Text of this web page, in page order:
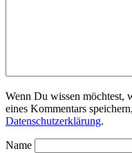
Wenn Du wissen möchtest,
eines Kommentars
Datenschutzerklärung.
Name